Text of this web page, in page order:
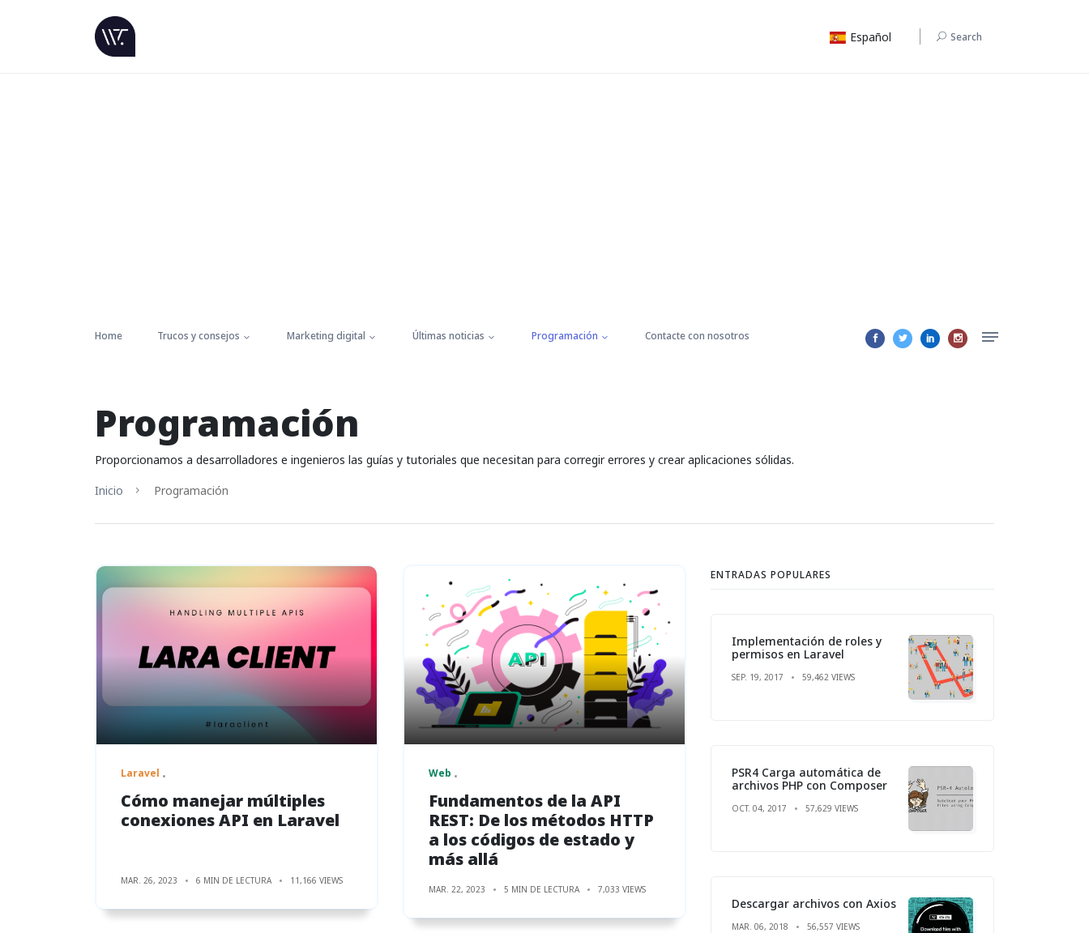
Español Search
Home Trucos y consejos Marketing digital Últimas noticias Programación Contacte con nosotros
Programación
Proporcionamos a desarrolladores e ingenieros las guías y tutoriales que necesitan para corregir errores y crear aplicaciones sólidas.
Inicio
Programación
Laravel
Cómo manejar múltiples
conexiones API en Laravel
MAR. 26, 2023 6 MIN DE LECTURA 11,166 VIEWS
Web
Fundamentos de la API
REST: De los métodos HTTP
a los códigos de estado y
más allá
MAR. 22, 2023 5 MIN DE LECTURA 7,033 VIEWS
ENTRADAS POPULARES
Implementación de roles y
permisos en Laravel
SEP. 19, 2017 59,462 VIEWS
PSR4 Carga automática de
archivos PHP con Composer
OCT. 04, 2017 57,629 VIEWS
Descargar archivos con Axios
MAR. 06, 2018 56,557 VIEWS